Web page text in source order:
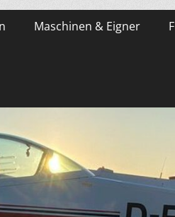
Maschinen & Eigner